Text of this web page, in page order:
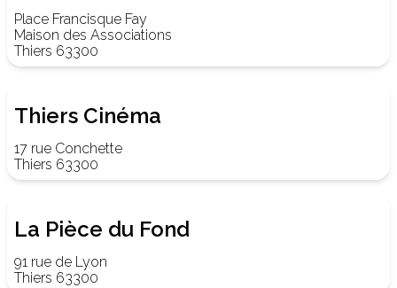
Place Francisque Fay
Maison des Associations
Thiers 63300
Thiers Cinéma
17 rue Conchette
Thiers 63300
La Pièce du Fond
91 rue de Lyon
Thiers 63300